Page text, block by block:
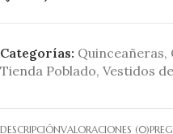
Categorías: Quinceañeras,
Tienda Poblado, Vestidos
DESCRIPCIÓNVALORACIONES (0)